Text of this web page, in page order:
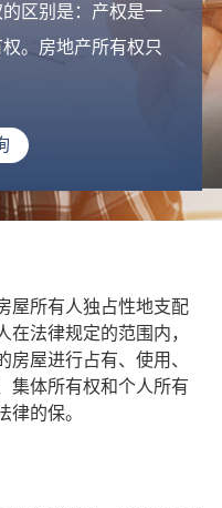
区别是：产权是一
。房地产所有权只
屋所有人独占性地支配
法律规定的范围内，
屋进行占有、使用、
集体所有权和个人所有
律的保。